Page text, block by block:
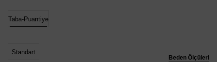
Beden Ölçüleri
Taba-Puantiye
Standart